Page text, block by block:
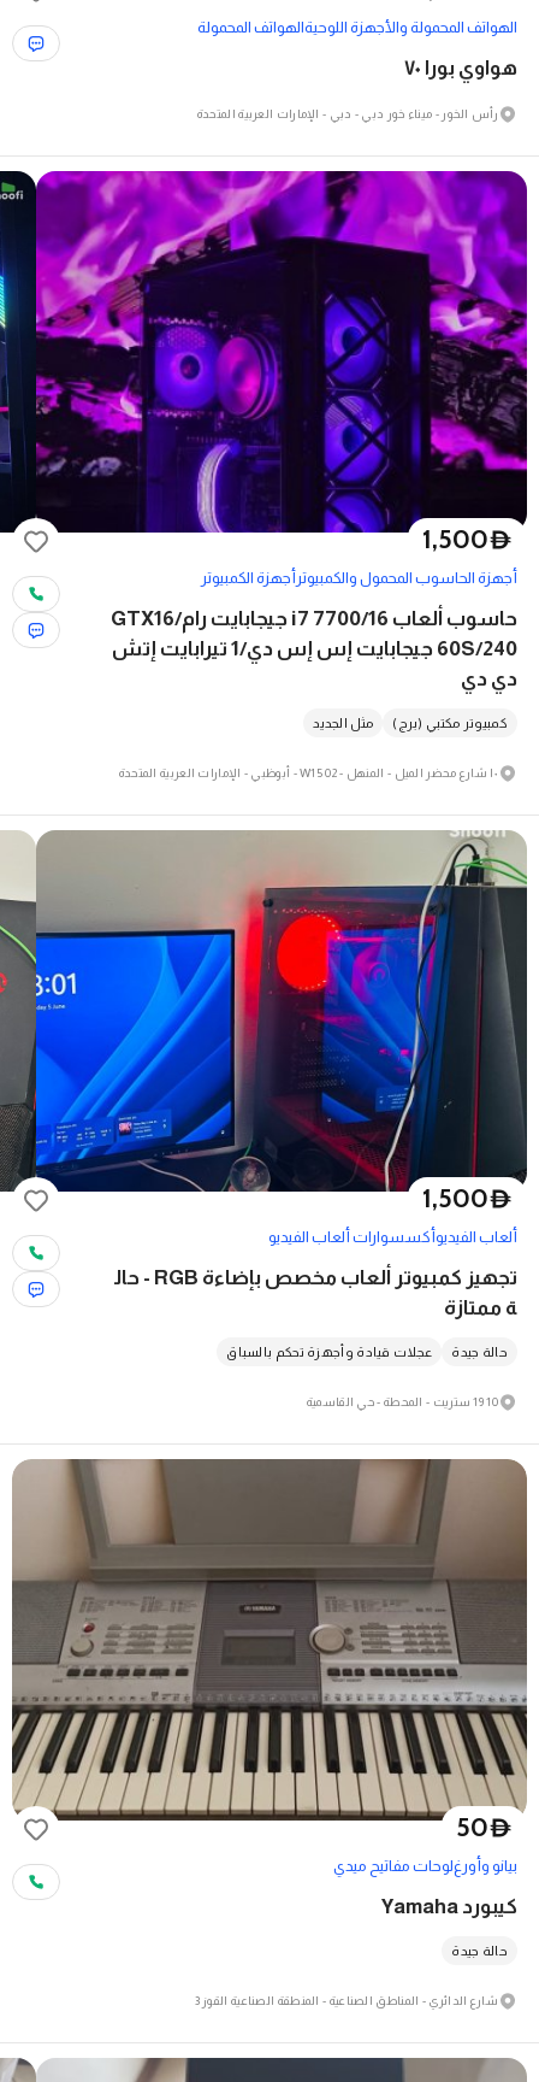
الهواتف المحمولة والأجهزة اللوحيةالهواتف المحمولة
هواوي بورا ٧٠
رأس الخور - ميناء خور دبي - دبي - الإمارات العربية المتحدة
D
1,500
أجهزة الحاسوب المحمول والكمبيوترأجهزة الكمبيوتر
حاسوب ألعاب i7 7700/16 جيجابايت رام/GTX16
60S/240 جيجابايت إس إس دي/1 تيرابايت إتش
دي دي
كمبيوتر مكتبي (برج) مثل الجديد
١٠ شارع محضر الميل - المنهل - W15 02 - أبوظبي - الإمارات العربية المتحدة
D
1,500
ألعاب الفيديوأكسسوارات ألعاب الفيديو
تجهيز كمبيوتر ألعاب مخصص بإضاءة RGB - حال
ة ممتازة
حالة جيدة عجلات قيادة وأجهزة تحكم بالسباق
10 19 ستريت - المحطة - حي القاسمية
D
50
بيانو وأورغلوحات مفاتيح ميدي
كيبورد Yamaha
حالة جيدة
شارع الدائري - المناطق الصناعية - المنطقة الصناعية القوز 3